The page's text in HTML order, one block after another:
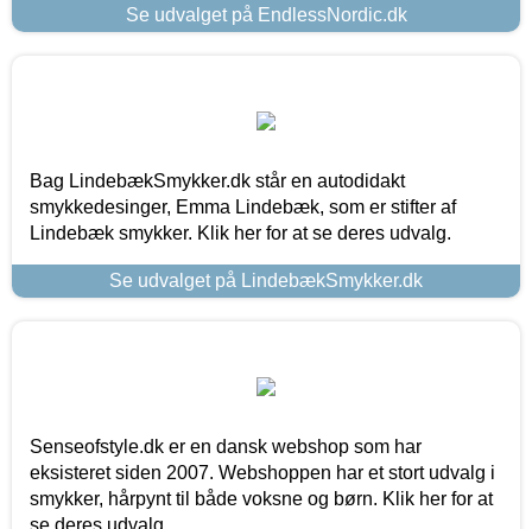
Se udvalget på EndlessNordic.dk
Bag LindebækSmykker.dk står en autodidakt
smykkedesinger, Emma Lindebæk, som er stifter af
Lindebæk smykker. Klik her for at se deres udvalg.
Se udvalget på LindebækSmykker.dk
Senseofstyle.dk er en dansk webshop som har
eksisteret siden 2007. Webshoppen har et stort udvalg i
smykker, hårpynt til både voksne og børn. Klik her for at
se deres udvalg.